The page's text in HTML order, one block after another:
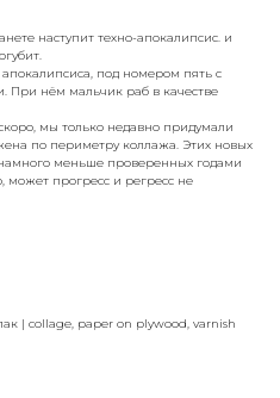
наступит техно-апокалипсис. и
под номером пять с
При нём мальчик раб в качестве
мы только недавно придумали
по периметру коллажа. Этих новых
меньше проверенных годами
прогресс и регресс не
| collage, paper on plywood, varnish